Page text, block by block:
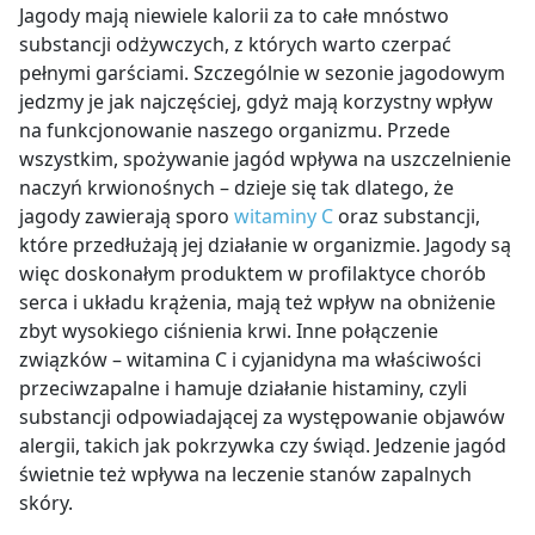
Jagody mają niewiele kalorii za to całe mnóstwo
substancji odżywczych, z których warto czerpać
pełnymi garściami. Szczególnie w sezonie jagodowym
jedzmy je jak najczęściej, gdyż mają korzystny wpływ
na funkcjonowanie naszego organizmu. Przede
wszystkim, spożywanie jagód wpływa na uszczelnienie
naczyń krwionośnych – dzieje się tak dlatego, że
jagody zawierają sporo witaminy C oraz substancji,
które przedłużają jej działanie w organizmie. Jagody są
więc doskonałym produktem w profilaktyce chorób
serca i układu krążenia, mają też wpływ na obniżenie
zbyt wysokiego ciśnienia krwi. Inne połączenie
związków – witamina C i cyjanidyna ma właściwości
przeciwzapalne i hamuje działanie histaminy, czyli
substancji odpowiadającej za występowanie objawów
alergii, takich jak pokrzywka czy świąd. Jedzenie jagód
świetnie też wpływa na leczenie stanów zapalnych
skóry.